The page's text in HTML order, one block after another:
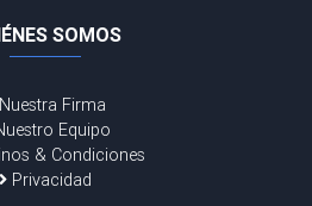
SOMOS
Firma
Equipo
& Condiciones
Privacidad